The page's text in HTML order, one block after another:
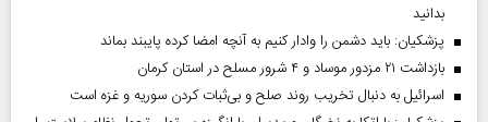
بدانید
پزشکیان: باید دشمن را وادار کنیم به آنچه امضا کرده پایبند بماند
بازداشت ۲۱ مزدور موساد و ۴ شرور مسلح در استان کرمان
اسرائیل به دنبال تخریب روند صلح و بی‌ثبات کردن سوریه و غزه است